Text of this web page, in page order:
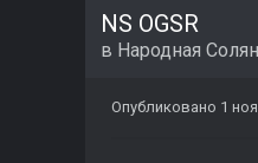
NS OGSR
в Народная
Опубликовано 1